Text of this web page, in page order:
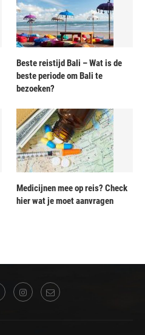
Beste reistijd Bali – Wat is de
beste periode om Bali te
bezoeken?
Medicijnen mee op reis? Check
hier wat je moet aanvragen